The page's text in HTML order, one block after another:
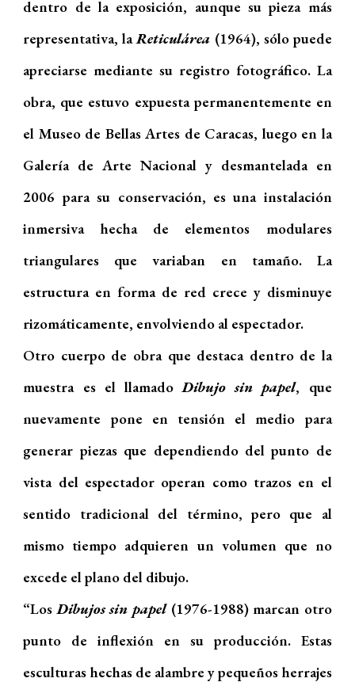
dentro de la exposición, aunque su pieza más
representativa, laReticulárea (1964), sólo puede
apreciarse mediante su registro fotográfico. La
obra, que estuvo expuesta permanentemente en
el Museo de Bellas Artes de Caracas, luego en la
Galería de Arte Nacional y desmantelada en
2006 para su conservación, es una instalación
inmersiva hecha de elementos modulares
triangulares que variaban en tamaño. La
estructura en forma de red crece y disminuye
rizomáticamente, envolviendo al espectador.
Otro cuerpo de obra que destaca dentro de la
muestra es el llamadoDibujo sin papel, que
nuevamente pone en tensión el medio para
generar piezas que dependiendo del punto de
vista del espectador operan como trazos en el
sentido tradicional del término, pero que al
mismo tiempo adquieren un volumen que no
excede el plano del dibujo.
“LosDibujos sin papel(1976-1988) marcan otro
punto de inflexión en su producción. Estas
esculturas hechas de alambre y pequeños herrajes